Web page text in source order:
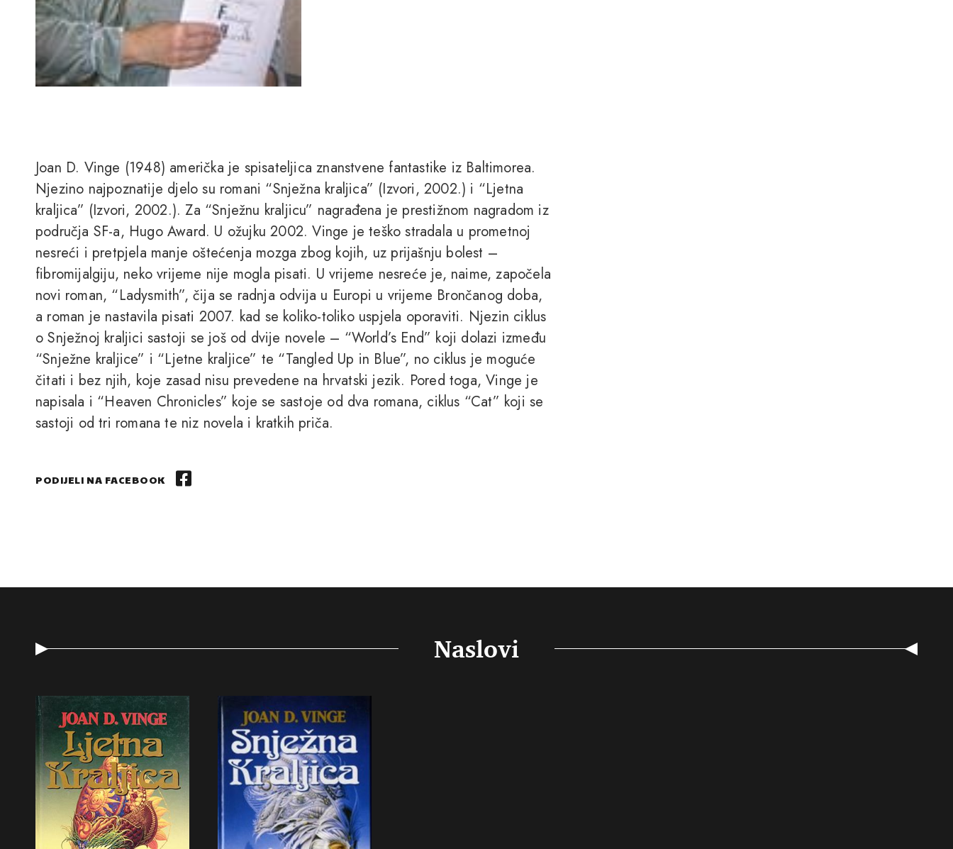
Joan D. Vinge (1948) američka je spisateljica znanstvene fantastike iz Baltimorea.
Njezino najpoznatije djelo su romani “Snježna kraljica” (Izvori, 2002.) i “Ljetna
kraljica” (Izvori, 2002.). Za “Snježnu kraljicu” nagrađena je prestižnom nagradom iz
područja SF-a, Hugo Award. U ožujku 2002. Vinge je teško stradala u prometnoj
nesreći i pretpjela manje oštećenja mozga zbog kojih, uz prijašnju bolest –
fibromijalgiju, neko vrijeme nije mogla pisati. U vrijeme nesreće je, naime, započela
novi roman, “Ladysmith”, čija se radnja odvija u Europi u vrijeme Brončanog doba,
a roman je nastavila pisati 2007. kad se koliko-toliko uspjela oporaviti. Njezin ciklus
o Snježnoj kraljici sastoji se još od dvije novele – “World’s End” koji dolazi između
“Snježne kraljice” i “Ljetne kraljice” te “Tangled Up in Blue”, no ciklus je moguće
čitati i bez njih, koje zasad nisu prevedene na hrvatski jezik. Pored toga, Vinge je
napisala i “Heaven Chronicles” koje se sastoje od dva romana, ciklus “Cat” koji se
sastoji od tri romana te niz novela i kratkih priča.
PODIJELI NA FACEBOOK
Naslovi